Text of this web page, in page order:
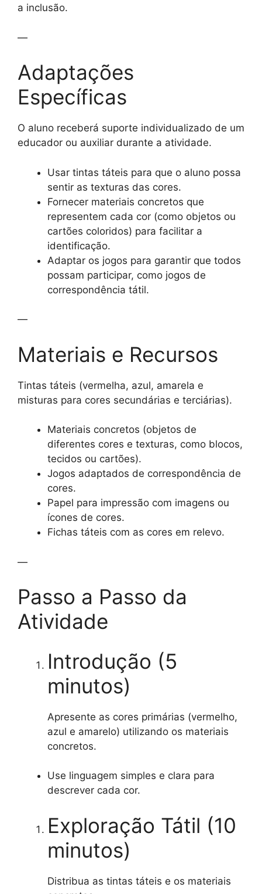
a inclusão.
—
Adaptações
Específicas
O aluno receberá suporte individualizado de um
educador ou auxiliar durante a atividade.
Usar tintas táteis para que o aluno possa
sentir as texturas das cores.
Fornecer materiais concretos que
representem cada cor (como objetos ou
cartões coloridos) para facilitar a
identificação.
Adaptar os jogos para garantir que todos
possam participar, como jogos de
correspondência tátil.
—
Materiais e Recursos
Tintas táteis (vermelha, azul, amarela e
misturas para cores secundárias e terciárias).
Materiais concretos (objetos de
diferentes cores e texturas, como blocos,
tecidos ou cartões).
Jogos adaptados de correspondência de
cores.
Papel para impressão com imagens ou
ícones de cores.
Fichas táteis com as cores em relevo.
—
Passo a Passo da
Atividade
Introdução (5
minutos)
Apresente as cores primárias (vermelho,
azul e amarelo) utilizando os materiais
concretos.
Use linguagem simples e clara para
descrever cada cor.
Exploração Tátil (10
minutos)
Distribua as tintas táteis e os materiais